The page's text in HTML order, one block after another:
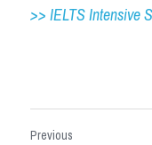
>> IELTS Intensive
Previous